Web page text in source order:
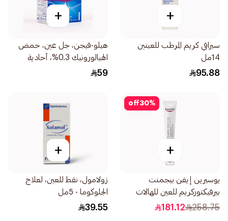
+
سيرافي كريم المرطب للعينين
14مل
95.88
+
هيلو-فيجن، جل عين، حمض
الهيالورونيك 0.3%، أحادية
الجرعة - 20قطعة
59
30%
off
+
يوسيرين إيفن بيجمنت
بيرفيكتوركريم للعين للهالات
السوداء 15مل
258.75
181.12
+
زولامول، نقط للعين، لعلاج
الجلوكوما - 5مل
39.55